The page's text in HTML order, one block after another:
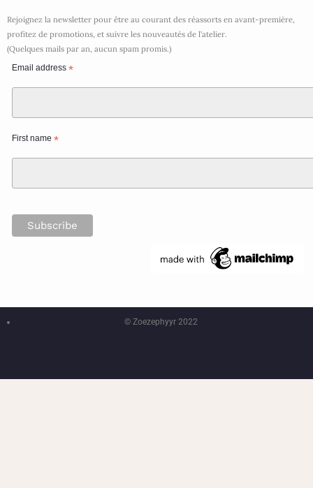
Rejoignez la newsletter pour être au courant des réassorts en avant-première,
profitez de promotions, et suivre les nouveautés de l’atelier.
(Quelques mails par an, aucun spam promis.)
Email address *
First name *
© Zoezephyyr 2022